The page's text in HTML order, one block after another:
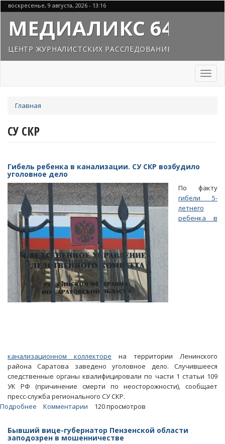
Перейти
к
основному
содержанию
воскресенье, 9 августа, 2026 - 13:16
МЕДИАЛИКС 64
ЦЕНТР ЖУРНАЛИСТСКИХ РАССЛЕДОВАНИЙ
Toggle
здесь
Главная
СУ СКР
Гибель ребенка в канализации. СУ СКР возбудило
уголовное дело
По факту
гибели 5-
летнего
ребенка в
канализационном коллекторе на территории Ленинского
района Саратова заведено уголовное дело. Случившееся
следственные органы квалифицировали по части 1 статьи 109
УК РФ (причинение смерти по неосторожности), сообщает
пресс-служба регионального СУ СКР.
Подробнее
ребенка
в
Комментарии 120 просмотров
Бывший вице-губернатор Пензенской области
заподозрен в мошенничестве